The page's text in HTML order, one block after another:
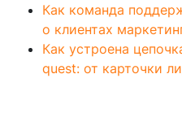
Как команда
о клиентах
Как устроена
quest: от карточки